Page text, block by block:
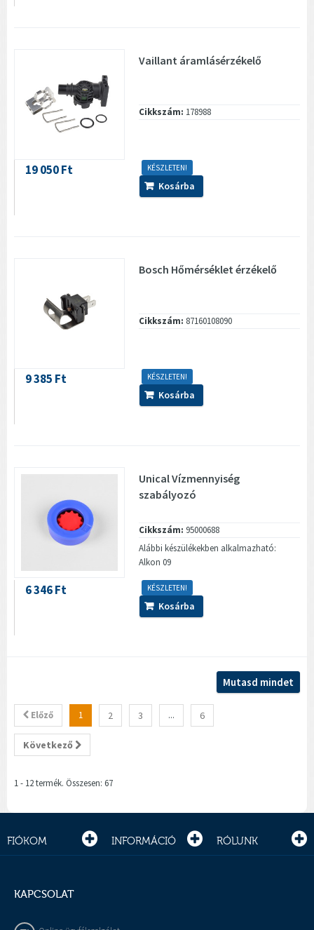
Vaillant áramlásérzékelő
Cikkszám: 178988
KÉSZLETEN!
19 050 Ft
Kosárba
Bosch Hőmérséklet érzékelő
Cikkszám: 87160108090
KÉSZLETEN!
9 385 Ft
Kosárba
Unical Vízmennyiség
szabályozó
Cikkszám: 95000688
Alábbi készülékekben alkalmazható:
Alkon 09
KÉSZLETEN!
6 346 Ft
Kosárba
Mutasd mindet
Előző 1 2 3 ... 6
Következő
1 - 12 termék. Összesen: 67
FIÓKOM INFORMÁCIÓ RÓLUNK
KAPCSOLAT